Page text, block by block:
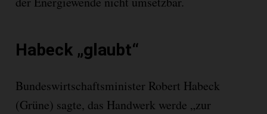
Habeck „glaubt“
Bundeswirtschaftsminister Robert Habeck
(Grüne) sagte, das Handwerk werde „zur